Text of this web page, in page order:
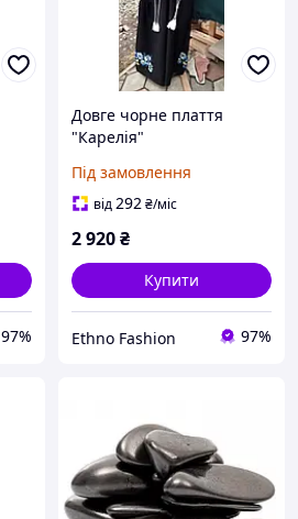
97%
Довге чорне плаття
"Карелія"
Під замовлення
від292₴/міс
2 920₴
Купити
Ethno Fashion 97%